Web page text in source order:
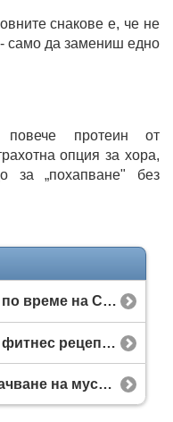
снакове е, че не
само да замениш едно
протеин от
опция за хора,
за „похапване" без
Какво ядат футболистите по време на Световно първенство?
10 бързи и здравословни фитнес рецепти за закуска, обяд и вечеря
Хранителен режим за покачване на мускулна маса: Как да изчислим макросите?